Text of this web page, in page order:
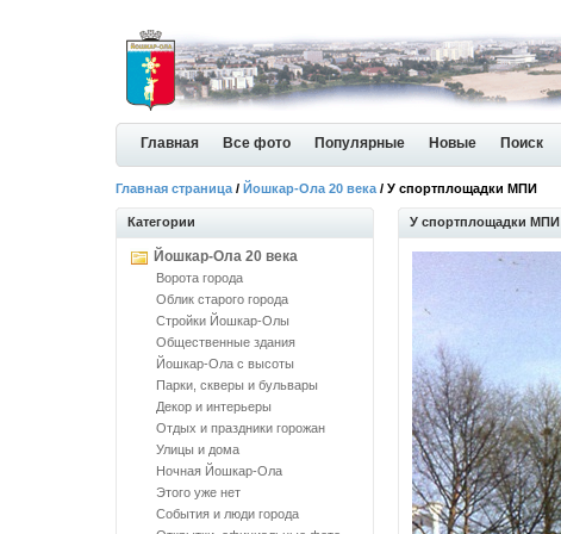
Главная Все фото Популярные Новые Поиск
Главная страница / Йошкар-Ола 20 века / У спортплощадки МПИ
Категории
Йошкар-Ола 20 века
Ворота города
Облик старого города
Стройки Йошкар-Олы
Общественные здания
Йошкар-Ола с высоты
Парки, скверы и бульвары
Декор и интерьеры
Отдых и праздники горожан
Улицы и дома
Ночная Йошкар-Ола
Этого уже нет
События и люди города
У спортплощадки МПИ